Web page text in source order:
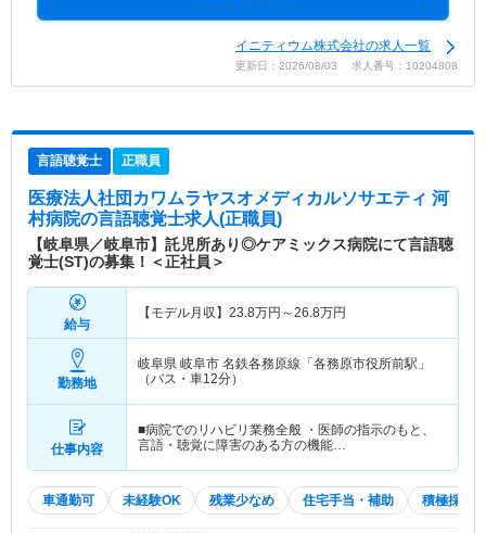
イニティウム株式会社の求人一覧
更新日：2026/08/03 求人番号：10204808
言語聴覚士 正職員
医療法人社団カワムラヤスオメディカルソサエティ 河
村病院の言語聴覚士求人(正職員)
【岐阜県／岐阜市】託児所あり◎ケアミックス病院にて言語聴
覚士(ST)の募集！＜正社員＞
給与
【モデル月収】 23.8万円～26.8万円
勤務地
岐阜県 岐阜市 名鉄各務原線「各務原市役所前駅」
（バス・車12分）
仕事内容
■病院でのリハビリ業務全般 ・医師の指示のもと、
言語・聴覚に障害のある方の機能…
車通勤可 未経験OK 残業少なめ 住宅手当・補助 積極採用中